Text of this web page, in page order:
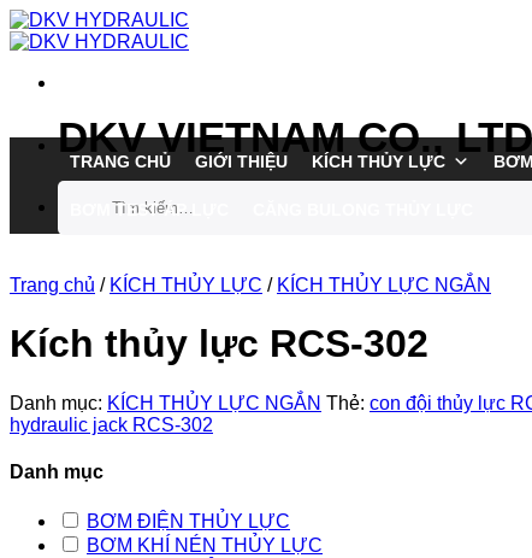
Chuyển
đến
dung
DKV VIETNAM CO., LTD
Tìm
TRANG CHỦ GIỚI THIỆU KÍCH THỦY LỰC
BƠM TEST ÁP LỰC
Trang chủ / KÍCH THỦY LỰC / KÍCH THỦY LỰC NGẮN
Kích thủy lực RCS-302
Danh mục: KÍCH THỦY LỰC NGẮN Thẻ: con đội thủy lực
hydraulic jack RCS-302
Danh mục
BƠM ĐIỆN THỦY LỰC
BƠM KHÍ NÉN THỦY LỰC